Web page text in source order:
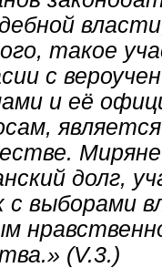
такое
с
и её
долг,
с выборами
(V.3.)